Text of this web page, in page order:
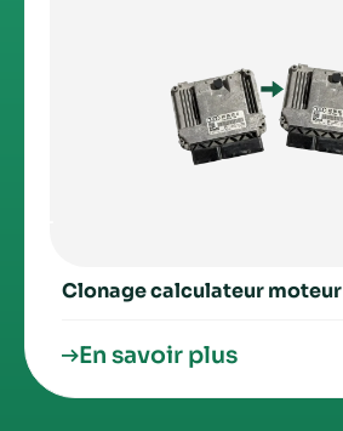
Clonage calculateur moteur
En savoir plus